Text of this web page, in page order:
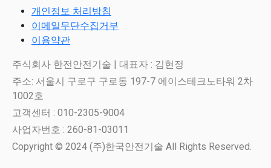
개인정보 처리방침
이메일무단수집거부
이용약관
주식회사 한전안전기술 | 대표자 : 김현정
주소: 서울시 구로구 구로동 197-7 에이스테크노타워 2차
1002호
고객센터 : 010-2305-9004
사업자번호 : 260-81-03011
Copyright © 2024 (주)한국안전기술 All Rights Reserved.